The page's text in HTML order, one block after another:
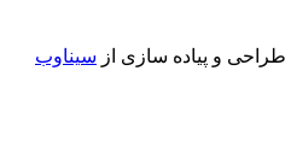
طراحی و پیاده سازی از سیناوب